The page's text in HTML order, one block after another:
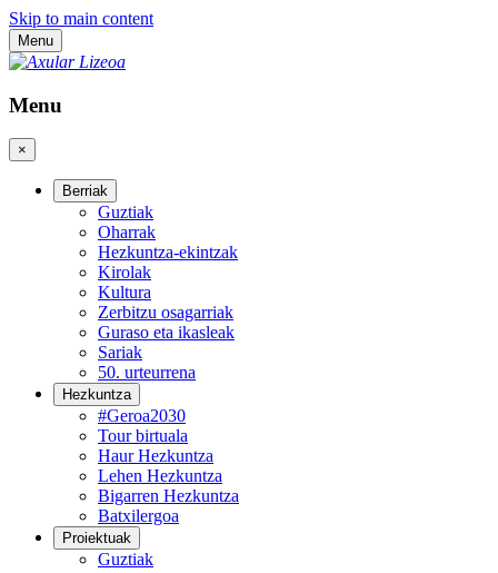
Skip to main content
Menu
Menu
×
Berriak
Guztiak
Oharrak
Hezkuntza-ekintzak
Kirolak
Kultura
Zerbitzu osagarriak
Guraso eta ikasleak
Sariak
50. urteurrena
Hezkuntza
#Geroa2030
Tour birtuala
Haur Hezkuntza
Lehen Hezkuntza
Bigarren Hezkuntza
Batxilergoa
Proiektuak
Guztiak